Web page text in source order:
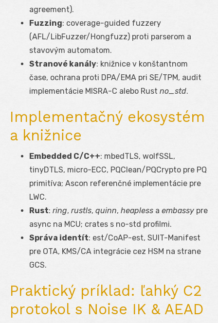
agreement).
Fuzzing: coverage-guided fuzzery
(AFL/LibFuzzer/Hongfuzz) proti parserom a
stavovým automatom.
Stranové kanály: knižnice v konštantnom
čase, ochrana proti DPA/EMA pri SE/TPM, audit
implementácie MISRA-C alebo Rust no_std.
Implementačný ekosystém
a knižnice
Embedded C/C++: mbedTLS, wolfSSL,
tinyDTLS, micro-ECC, PQClean/PQCrypto pre PQ
primitíva; Ascon referenčné implementácie pre
LWC.
Rust: ring, rustls, quinn, heapless a embassy pre
async na MCU; crates s no-std profilmi.
Správa identít: est/CoAP-est, SUIT-Manifest
pre OTA, KMS/CA integrácie cez HSM na strane
GCS.
Praktický príklad: ľahký C2
protokol s Noise IK & AEAD